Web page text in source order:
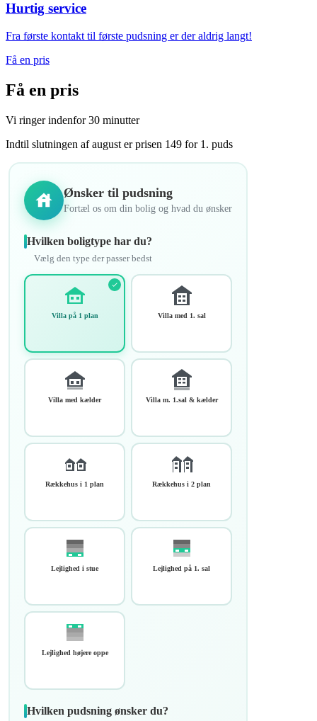
Hurtig service
Fra første kontakt til første pudsning er der aldrig langt!
Få en pris
Få en pris
Vi ringer indenfor 30 minutter
Indtil slutningen af august er prisen 149 for 1. puds
Ønsker til pudsning
Fortæl os om din bolig og hvad du ønsker
Hvilken boligtype har du?
Vælg den type der passer bedst
Villa på 1 plan Villa med 1. sal
Villa med kælder Villa m. 1.sal & kælder
Rækkehus i 1 plan Rækkehus i 2 plan
Lejlighed i stue Lejlighed på 1. sal
Lejlighed højere oppe
Hvilken pudsning ønsker du?